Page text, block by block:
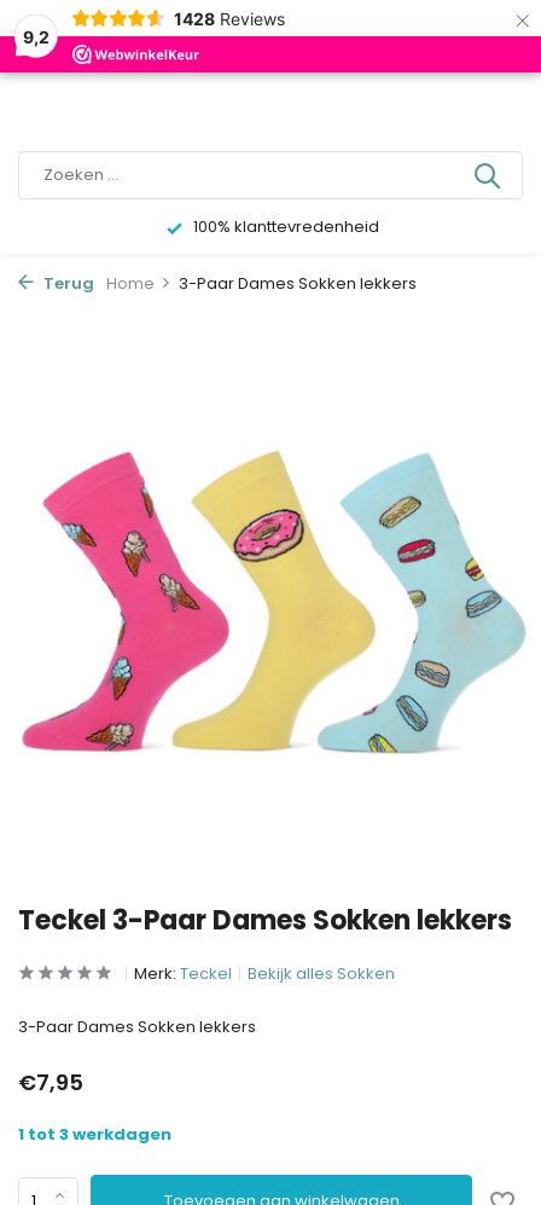
9,2
1428 Reviews ×
0
100% klanttevredenheid
Terug Home 3-Paar Dames Sokken lekkers
Teckel 3-Paar Dames Sokken lekkers
Merk: Teckel Bekijk alles Sokken
3-Paar Dames Sokken lekkers
€7,95
1 tot 3 werkdagen
Toevoegen aan winkelwagen